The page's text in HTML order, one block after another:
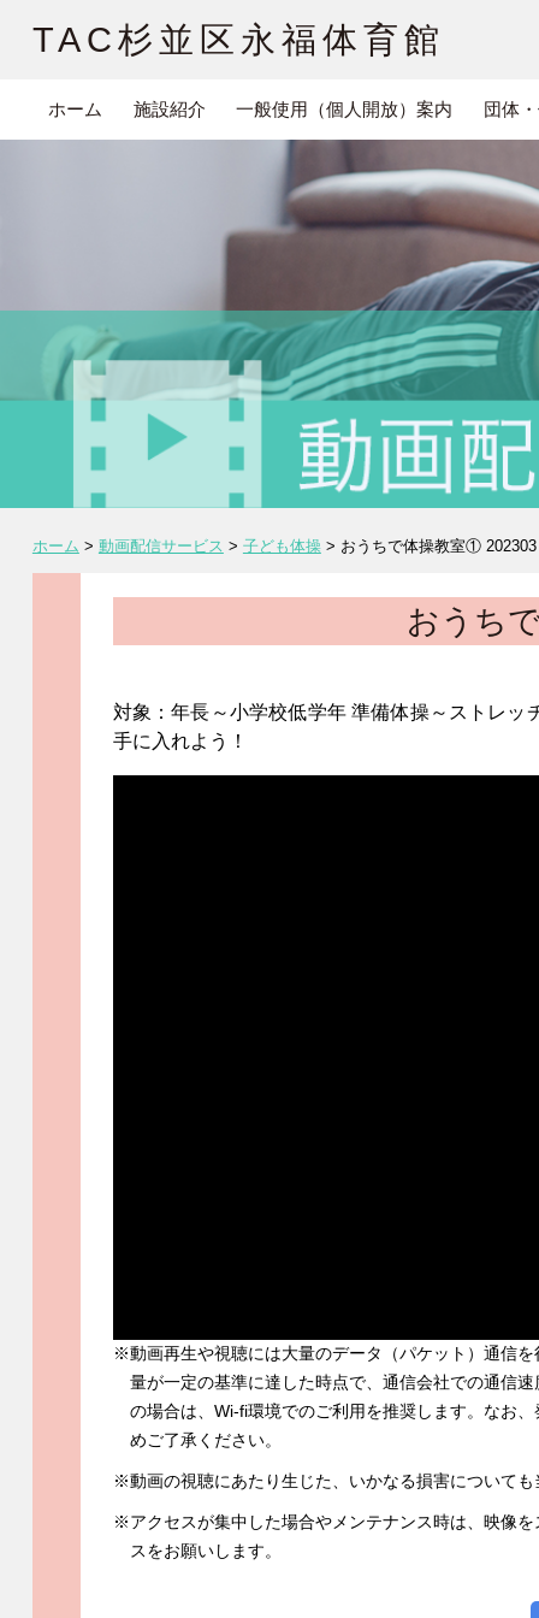
TAC杉並区永福体育館
ホーム 施設紹介 一般使用（個人開放）案内 団体
ホーム > 動画配信サービス > 子ども体操> おうちで体操教室① 202303
おうち
対象：年長～小学校低学年 準備体操～ストレ
手に入れよう！
※動画再生や視聴には大量のデータ（パケット）通信
量が一定の基準に達した時点で、通信会社での通信
の場合は、Wi-fi環境でのご利用を推奨します。なお
めご了承ください。
※動画の視聴にあたり生じた、いかなる損害についても
※アクセスが集中した場合やメンテナンス時は、映像
スをお願いします。